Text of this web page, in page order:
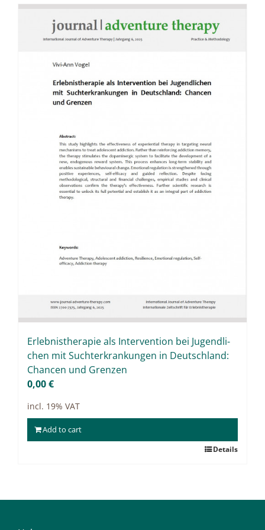
Voucher
Science & Research
Filter
Er­leb­nis­the­ra­pie als In­ter­ven­ti­on bei Ju­gend­li­
chen mit Sucht­er­kran­kun­gen in Deutsch­land:
Chan­cen und Gren­zen
0,00€
incl. 19% VAT
Add to cart
Details